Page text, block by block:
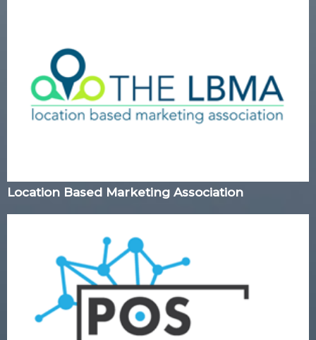
Location Based Marketing Association